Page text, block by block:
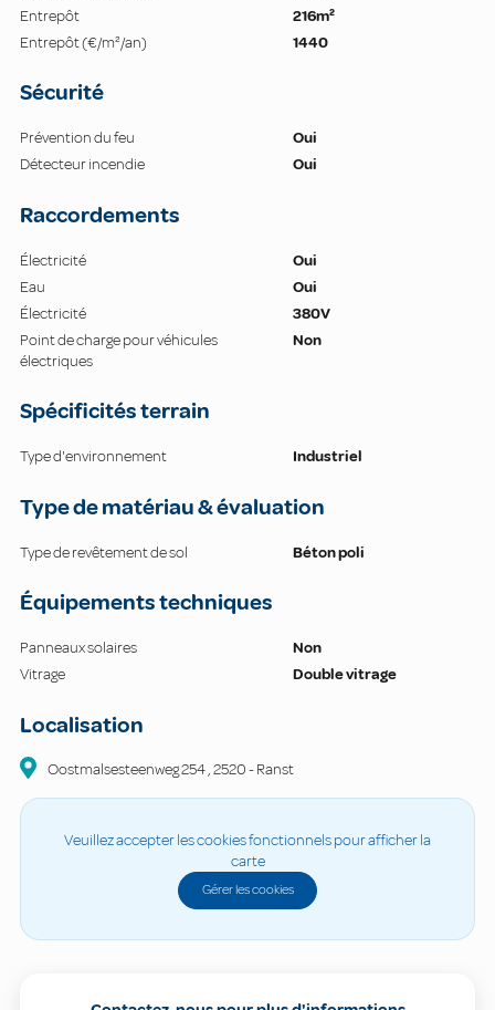
Entrepôt
216m²
Entrepôt (€/m²/an)
1440
Sécurité
Prévention du feu
Oui
Détecteur incendie
Oui
Raccordements
Électricité
Oui
Eau
Oui
Électricité
380V
Point de charge pour véhicules
électriques
Non
Spécificités terrain
Type d'environnement Industriel
Type de matériau & évaluation
Type de revêtement de sol Béton poli
Équipements techniques
Panneaux solaires
Non
Vitrage
Double vitrage
Localisation
Oostmalsesteenweg254,2520-Ranst
Veuillez accepter les cookies fonctionnels pour afficher la
carte
Gérer les cookies